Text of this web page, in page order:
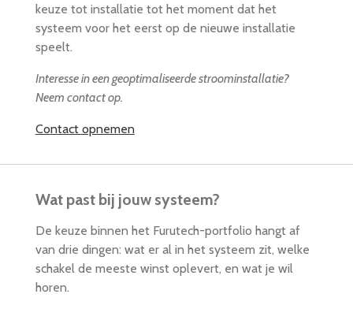
keuze tot installatie tot het moment dat het
systeem voor het eerst op de nieuwe installatie
speelt.
Interesse in een geoptimaliseerde stroominstallatie?
Neem contact op.
Contact opnemen
Wat past bij jouw systeem?
De keuze binnen het Furutech-portfolio hangt af
van drie dingen: wat er al in het systeem zit, welke
schakel de meeste winst oplevert, en wat je wil
horen.